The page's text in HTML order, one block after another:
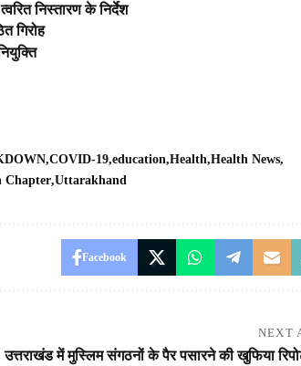
निस्तारण के निर्देश
गिरोह
COVID-19 education Health Health News
Chapter Uttarakhand
Facebook
NEXT
उत्तराखंड में मुस्लिम संगठनों के पैर पसारने की खुफिया